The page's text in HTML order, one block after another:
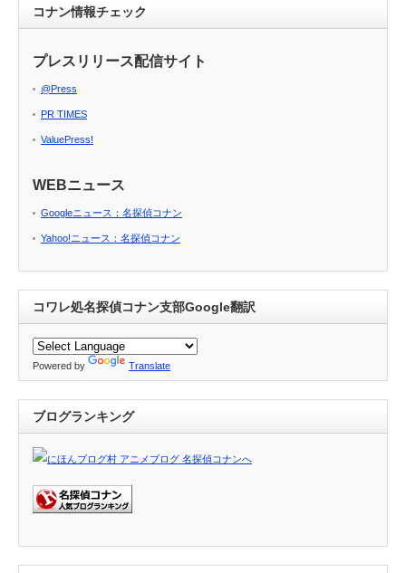
コナン情報チェック
プレスリリース配信サイト
@Press
PR TIMES
ValuePress!
WEBニュース
Googleニュース：名探偵コナン
Yahoo!ニュース：名探偵コナン
コワレ処名探偵コナン支部Google翻訳
Powered by Translate
ブログランキング